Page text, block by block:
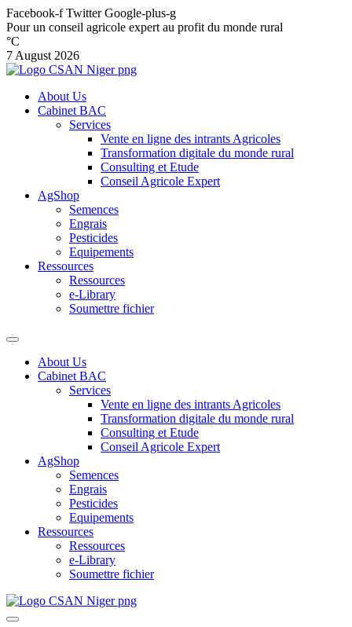
Facebook-f Twitter Google-plus-g
Pour un conseil agricole expert au profit du monde rural
°C
7 August 2026
About Us
Cabinet BAC
Services
Vente en ligne des intrants Agricoles
Transformation digitale du monde rural
Consulting et Etude
Conseil Agricole Expert
AgShop
Semences
Engrais
Pesticides
Equipements
Ressources
Ressources
e-Library
Soumettre fichier
About Us
Cabinet BAC
Services
Vente en ligne des intrants Agricoles
Transformation digitale du monde rural
Consulting et Etude
Conseil Agricole Expert
AgShop
Semences
Engrais
Pesticides
Equipements
Ressources
Ressources
e-Library
Soumettre fichier